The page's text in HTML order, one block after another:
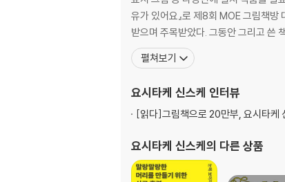
유가 있어요』로 제8회 MOE 그림책방
받으며 주목받았다. 그동안 그리고 쓴
펼쳐보기
요시타케 신스케 인터뷰
[읽다]그림책으로 20만부, 요시타케
요시타케 신스케 의 다른 상품